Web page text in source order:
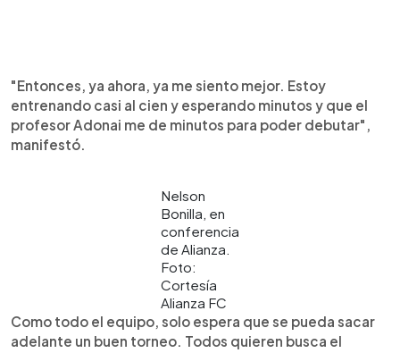
"Entonces, ya ahora, ya me siento mejor. Estoy
entrenando casi al cien y esperando minutos y que el
profesor Adonai me de minutos para poder debutar",
manifestó.
Nelson
Bonilla, en
conferencia
de Alianza.
Foto:
Cortesía
Alianza FC
Como todo el equipo, solo espera que se pueda sacar
adelante un buen torneo. Todos quieren busca el